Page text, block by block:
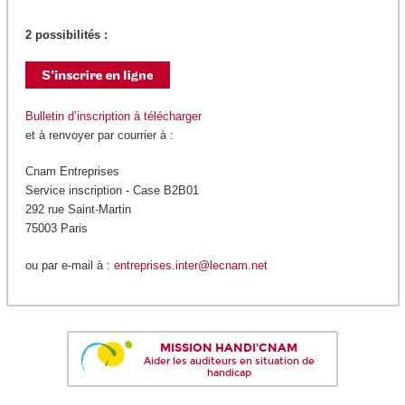
2 possibilités :
Bulletin d’inscription à télécharger
et à renvoyer par courrier à :
Cnam Entreprises
Service inscription - Case B2B01
292 rue Saint-Martin
75003 Paris
ou par e-mail à : entreprises.inter@lecnam.net
MISSION HANDI'CNAM
Aider les auditeurs en situation de
handicap